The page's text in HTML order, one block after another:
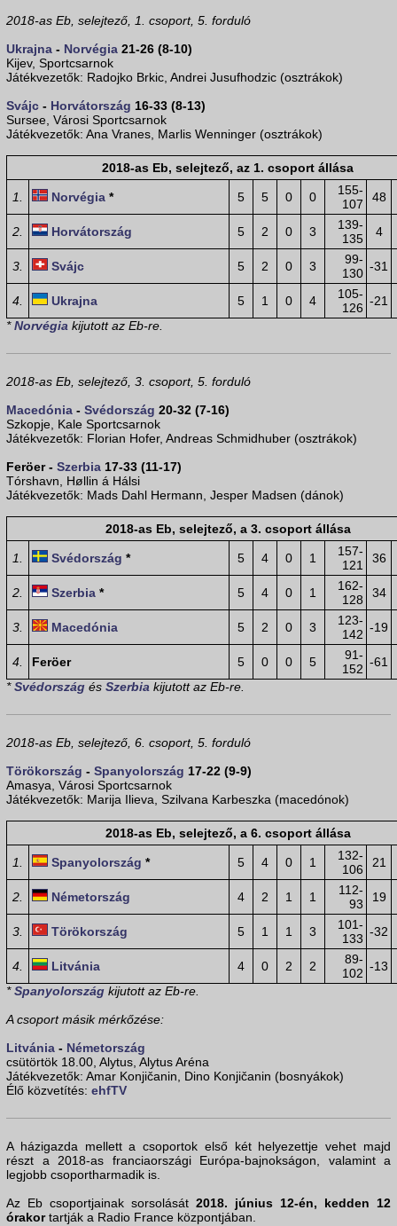
2018-as Eb, selejtező, 1. csoport, 5. forduló
Ukrajna - Norvégia 21-26 (8-10)
Kijev, Sportcsarnok
Játékvezetők: Radojko Brkic, Andrei Jusufhodzic (osztrákok)
Svájc - Horvátország 16-33 (8-13)
Sursee, Városi Sportcsarnok
Játékvezetők: Ana Vranes, Marlis Wenninger (osztrákok)
2018-as Eb, selejtező, az 1. csoport állása
1. Norvégia * 5 5 0 0
155-
107
48
2. Horvátország 5 2 0 3
139-
135
4
3. Svájc 5 2 0 3
99-
130 -31
4. Ukrajna 5 1 0 4
105-
126 -21
*Norvégia kijutott az Eb-re.
2018-as Eb, selejtező, 3. csoport, 5. forduló
Macedónia - Svédország 20-32 (7-16)
Szkopje, Kale Sportcsarnok
Játékvezetők: Florian Hofer, Andreas Schmidhuber (osztrákok)
Feröer - Szerbia 17-33 (11-17)
Tórshavn, Høllin á Hálsi
Játékvezetők: Mads Dahl Hermann, Jesper Madsen (dánok)
2018-as Eb, selejtező, a 3. csoport állása
1. Svédország * 5 4 0 1
157-
121
36
2. Szerbia * 5 4 0 1
162-
128
34
3. Macedónia 5 2 0 3
123-
142 -19
4. Feröer 5 0 0 5
91-
152 -61
*Svédország és Szerbia kijutott az Eb-re.
2018-as Eb, selejtező, 6. csoport, 5. forduló
Törökország - Spanyolország 17-22 (9-9)
Amasya, Városi Sportcsarnok
Játékvezetők: Marija Ilieva, Szilvana Karbeszka (macedónok)
2018-as Eb, selejtező, a 6. csoport állása
1. Spanyolország * 5 4 0 1
132-
106
21
2. Németország 4 2 1 1
112-
93
19
3. Törökország 5 1 1 3
101-
133 -32
4. Litvánia 4 0 2 2
89-
102 -13
*Spanyolország kijutott az Eb-re.
A csoport másik mérkőzése:
Litvánia - Németország
csütörtök 18.00, Alytus, Alytus Aréna
Játékvezetők: Amar Konjičanin, Dino Konjičanin (bosnyákok)
Élő közvetítés: ehfTV
A házigazda mellett a csoportok első két helyezettje vehet majd
részt a 2018-as franciaországi Európa-bajnokságon, valamint a
legjobb csoportharmadik is.
Az Eb csoportjainak sorsolását 2018. június 12-én, kedden 12
órakortartják a Radio France központjában.